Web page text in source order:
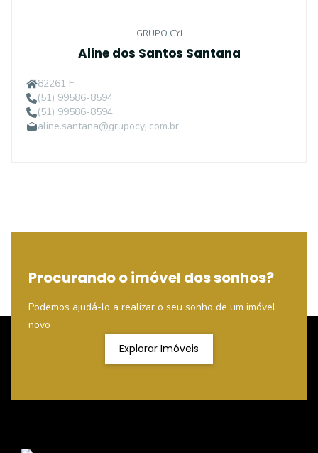
GRUPO CYJ
Aline dos Santos Santana
82261 F
(51) 99586-8594
(51) 99586-8594
aline.santana@grupocyj.com.br
Procurando o imóvel dos sonhos?
Podemos ajudá-lo a realizar o seu sonho de um imóvel
novo
Explorar Imóveis